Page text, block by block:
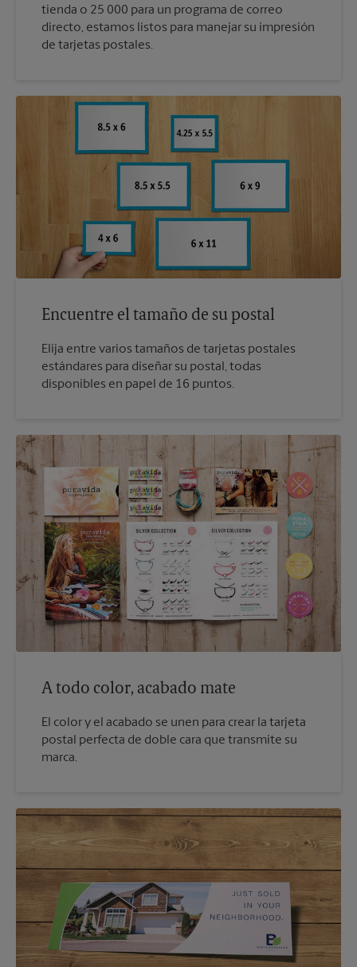
tienda o 25 000 para un programa de correo
directo, estamos listos para manejar su impresión
de tarjetas postales.
Encuentre el tamaño de su postal
Elija entre varios tamaños de tarjetas postales
estándares para diseñar su postal, todas
disponibles en papel de 16 puntos.
A todo color, acabado mate
El color y el acabado se unen para crear la tarjeta
postal perfecta de doble cara que transmite su
marca.